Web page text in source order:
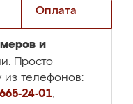
Оплата
и
Просто
из телефонов:
24-01,